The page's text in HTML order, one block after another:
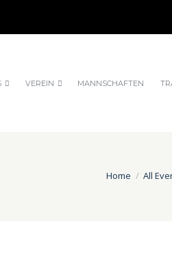
VEREIN MANNSCHAFTEN
Home All